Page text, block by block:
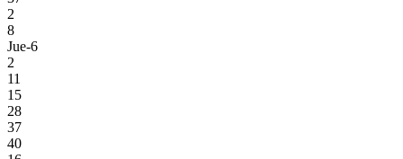
2
8
Jue-6
2
11
15
28
37
40